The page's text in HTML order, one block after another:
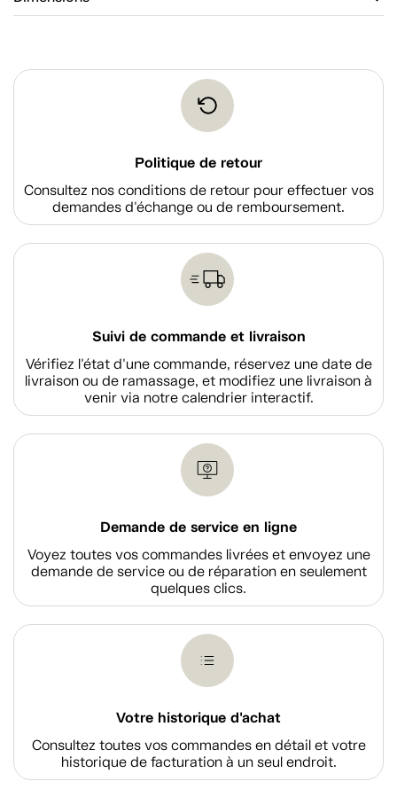
Politique de retour
Consultez nos conditions de retour pour effectuer vos
demandes d'échange ou de remboursement.
Suivi de commande et livraison
Vérifiez l'état d'une commande, réservez une date de
livraison ou de ramassage, et modifiez une livraison à
venir via notre calendrier interactif.
Demande de service en ligne
Voyez toutes vos commandes livrées et envoyez une
demande de service ou de réparation en seulement
quelques clics.
Votre historique d'achat
Consultez toutes vos commandes en détail et votre
historique de facturation à un seul endroit.